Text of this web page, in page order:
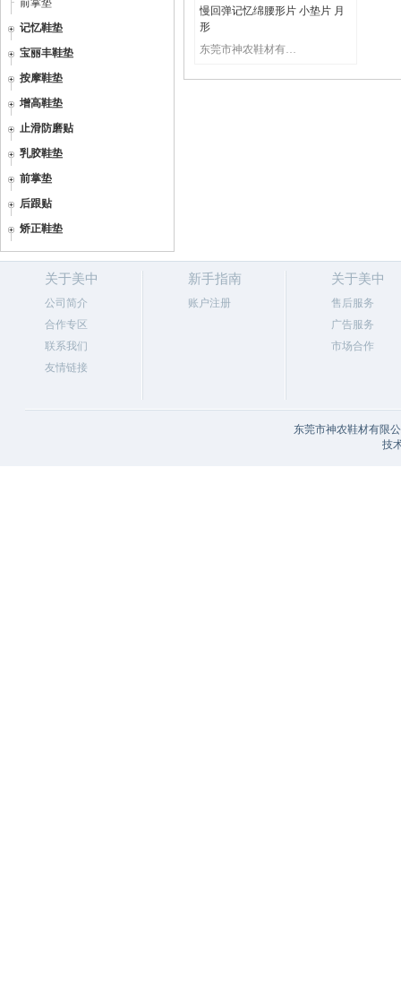
前掌垫
记忆鞋垫
宝丽丰鞋垫
按摩鞋垫
增高鞋垫
止滑防磨贴
乳胶鞋垫
前掌垫
后跟贴
矫正鞋垫
慢回弹记忆绵腰形片 小垫片 月
形
东莞市神农鞋材有限公司
关于美中
公司简介
合作专区
联系我们
友情链接
新手指南
账户注册
关于美中
售后服务
广告服务
市场合作
东莞市神农鞋材有限
技